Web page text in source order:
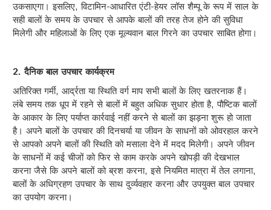
उकसाएगा। इसलिए, विटामिन-आधारित एंटी-हेयर लॉस शैम्पू के रूप में साल के
सही बालों के समय के उपचार से आपके बालों की तरह तेज होने की सुविधा
मिलेगी और महिलाओं के लिए एक मूल्यवान बाल गिरने का उपचार साबित होगा।
2. दैनिक बाल उपचार कार्यक्रम
अतिरिक्त गर्मी, आर्द्रता या स्थिति वर्ग माप सभी बालों के लिए खतरनाक हैं।
लंबे समय तक धूप में रहने से बालों में बहुत अधिक सुधार होता है, पौष्टिक बालों
के आकार के लिए पर्याप्त कार्रवाई नहीं करने से बालों का झड़ना शुरू हो जाता
है। अपने बालों के उपचार की दिनचर्या या जीवन के साधनों को ओवरहाल करने
से आपको अपने बालों की स्थिति को मसाला देने में मदद मिलेगी। अपने जीवन
के साधनों में कई चीजों को फिर से काम करके अपने खोपड़ी की देखभाल
करना जैसे कि अपने बालों को ब्रश करना, इसे नियमित मात्रा में तेल लगाना,
बालों के अधिग्रहण उपचार के साथ दुर्व्यवहार करना और उपयुक्त बाल उपचार
का उपयोग करना।